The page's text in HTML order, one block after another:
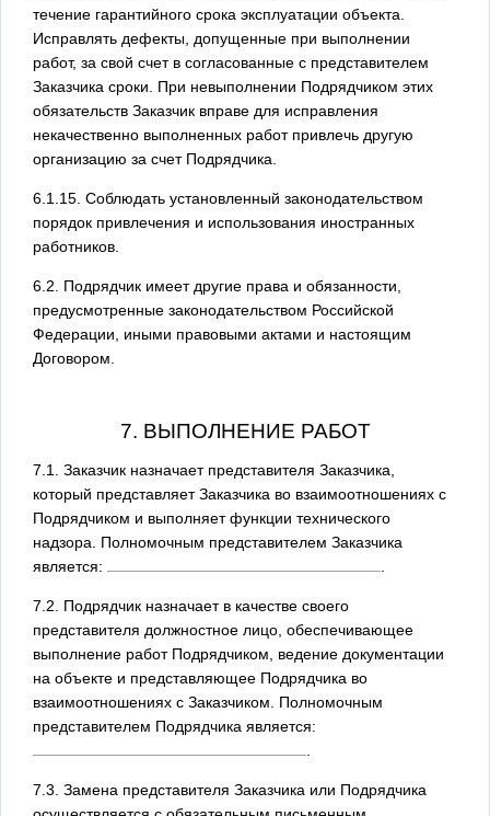
течение гарантийного срока эксплуатации объекта.
Исправлять дефекты, допущенные при выполнении
работ, за свой счет в согласованные с представителем
Заказчика сроки. При невыполнении Подрядчиком этих
обязательств Заказчик вправе для исправления
некачественно выполненных работ привлечь другую
организацию за счет Подрядчика.
6.1.15. Соблюдать установленный законодательством
порядок привлечения и использования иностранных
работников.
6.2. Подрядчик имеет другие права и обязанности,
предусмотренные законодательством Российской
Федерации, иными правовыми актами и настоящим
Договором.
7. ВЫПОЛНЕНИЕ РАБОТ
7.1. Заказчик назначает представителя Заказчика,
который представляет Заказчика во взаимоотношениях с
Подрядчиком и выполняет функции технического
надзора. Полномочным представителем Заказчика
является:
7.2. Подрядчик назначает в качестве своего
представителя должностное лицо, обеспечивающее
выполнение работ Подрядчиком, ведение документации
на объекте и представляющее Подрядчика во
взаимоотношениях с Заказчиком. Полномочным
представителем Подрядчика является:
7.3. Замена представителя Заказчика или Подрядчика